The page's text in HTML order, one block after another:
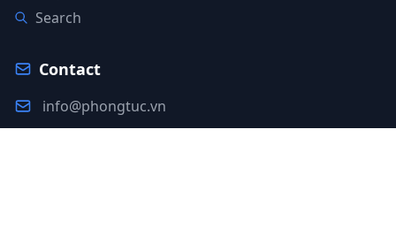
Search
Contact
info@phongtuc.vn